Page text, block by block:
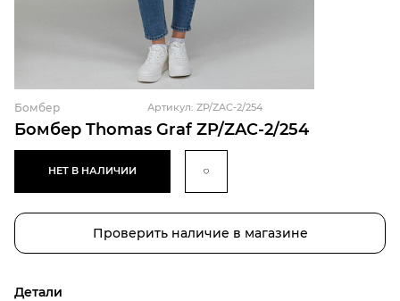
Бомбер Thomas Graf ZP/ZAC-2/254
Бомбер Артикул: ZP/ZAC-2/254
НЕТ В НАЛИЧИИ
Проверить наличие в магазине
Детали